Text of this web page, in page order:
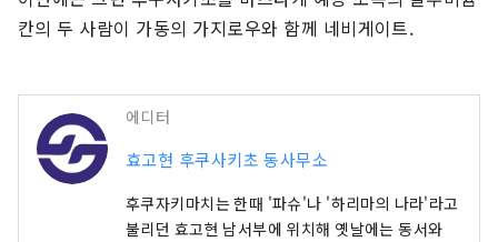
칸의 두 사람이 가동의 가지로우와 함께 네비게이트.
에디터
효고현 후쿠사키초 동사무소
후쿠자키마치는 한때 '파슈'나 '하리마의 나라'라고
불리던 효고현 남서부에 위치해 옛날에는 동서와